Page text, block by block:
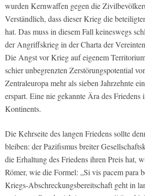
wurden Kernwaffen gegen die
Verständlich, dass dieser Krieg die
hat. Das muss in diesem Fall keineswegs
der Angriffskrieg in der Charta der
Die Angst vor Krieg auf eigenem
schier unbegrenzten Zerstörungspotential
Zentraleuropa mehr als sieben Jahrzehnte
erspart. Eine nie gekannte Ära des Friedens
Kontinents.
Die Kehrseite des langen Friedens sollte
bleiben: der Pazifismus breiter
die Erhaltung des Friedens ihren Preis hat,
Römer, wie die Formel: „Si vis pacem para
Kriegs-Abschreckungsbereitschaft geht in